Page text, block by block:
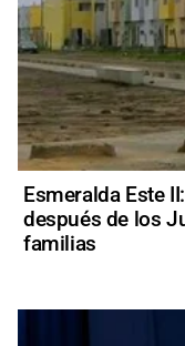
Esmeralda Este
después de los
familias